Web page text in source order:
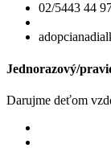
02/5443 44
Jednorazový/
Darujme deťom